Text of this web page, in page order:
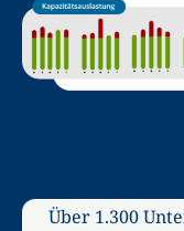
Über 1.300